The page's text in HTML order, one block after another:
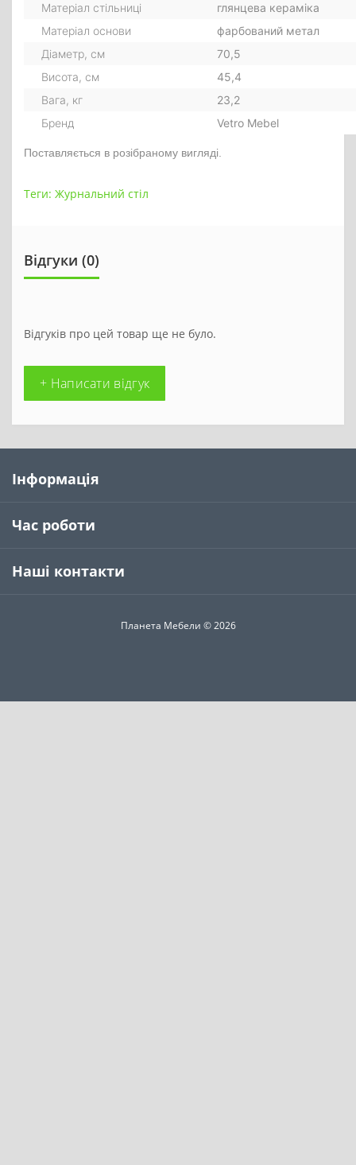
Матеріал стільниці
глянцева кераміка
Матеріал основи
фарбований метал
Діаметр, см
70,5
Висота, см
45,4
Вага, кг
23,2
Бренд
Vetro Mebel
Поставляється в розібраному вигляді.
Теги: Журнальний стіл
Відгуки (0)
Відгуків про цей товар ще не було.
+ Написати відгук
Інформація
Час роботи
Наші контакти
Планета Мебели © 2026